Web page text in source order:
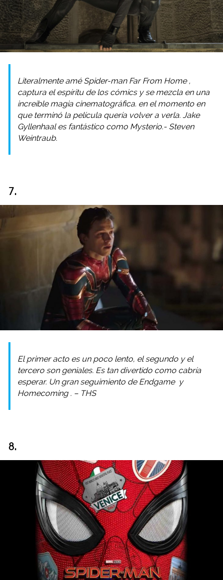
Literalmente amé Spider-man Far From Home ,
captura el espíritu de los cómics y se mezcla en una
increíble magia cinematográfica. en el momento en
que terminó la película quería volver a verla. Jake
Gyllenhaal es fantástico como Mysterio.- Steven
Weintraub.
7.
El primer acto es un poco lento, el segundo y el
tercero son geniales. Es tan divertido como cabría
esperar. Un gran seguimiento de Endgame y
Homecoming . – THS
8.